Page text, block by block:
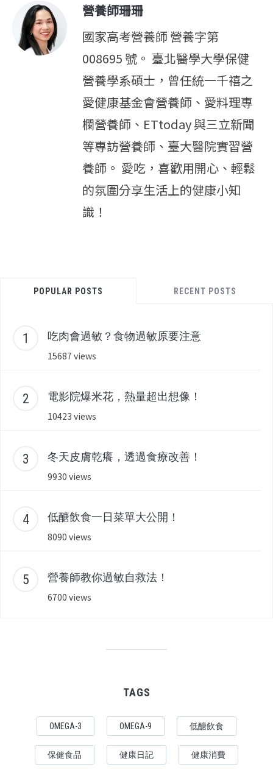
營養師珊珊
國家高考營養師 營養字第
008695 號。 臺北醫學大學保健
營養學系碩士，曾任統一千禧之
愛健康基金會營養師、愛料理專
欄營養師、ETtoday 與三立新聞
等專訪營養師、臺大醫院實習營
養師。 愛吃，喜歡用開心、輕鬆
的氛圍分享生活上的健康小知
識！
POPULAR POSTS RECENT POSTS
吃肉會過敏？食物過敏原要注意
15687 views
電影院爆米花，熱量超出想像！
10423 views
冬天皮膚乾癢，透過食療改善！
9930 views
低醣飲食一日菜單大公開！
8090 views
營養師教你過敏自救法！
6700 views
TAGS
OMEGA-3 OMEGA-9 低醣飲食
保健食品 健康日記 健康消費